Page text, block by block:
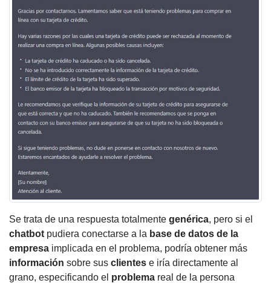
Se trata de una respuesta totalmente genérica, pero si el
chatbot pudiera conectarse a la base de datos de la
empresa implicada en el problema, podría obtener más
información sobre sus clientes e iría directamente al
grano, especificando el problema real de la persona